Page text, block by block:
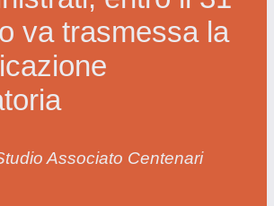
va trasmessa la
Associato Centenari